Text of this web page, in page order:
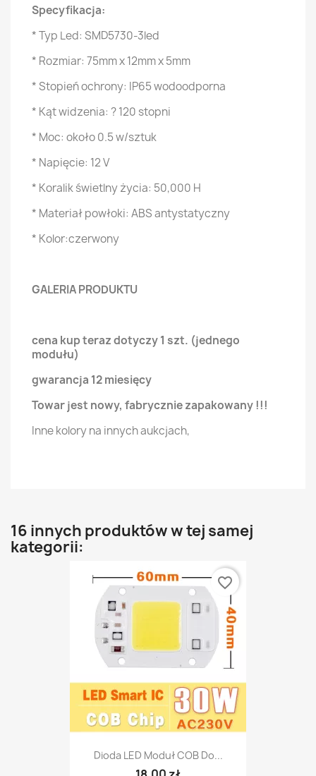
Specyfikacja:
* Typ Led: SMD5730-3led
* Rozmiar: 75mm x 12mm x 5mm
* Stopień ochrony: IP65 wodoodporna
* Kąt widzenia: ? 120 stopni
* Moc: około 0.5 w/sztuk
* Napięcie: 12 V
* Koralik świetlny życia: 50,000 H
* Materiał powłoki: ABS antystatyczny
* Kolor:czerwony
GALERIA PRODUKTU
cena kup teraz dotyczy 1 szt. (jednego
modułu)
gwarancja 12 miesięcy
Towar jest nowy, fabrycznie zapakowany !!!
Inne kolory na innych aukcjach,
16 innych produktów w tej samej
kategorii:
Dioda LED Moduł COB Do...
favorite_border